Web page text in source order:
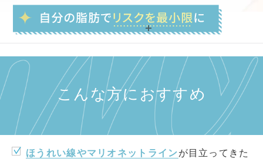
MENU
おすすめの方
プレミアム脂肪注入とは
当院のこだわり
料金
こんな方におすすめ
ほうれい線やマリオネットライン が目立ってきた